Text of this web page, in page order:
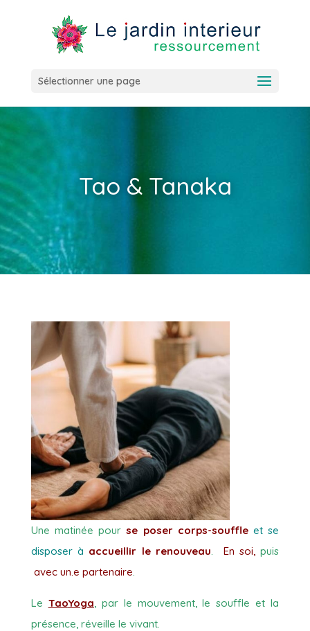
Sélectionner une page
Tao & Tanaka
Une matinée pourse poser corps-souffle et se
disposer à accueillir le renouveau En soi, puis
avec un.e partenaire
Le TaoYoga , par le mouvement, le souffle et la
présence, réveille le vivant.